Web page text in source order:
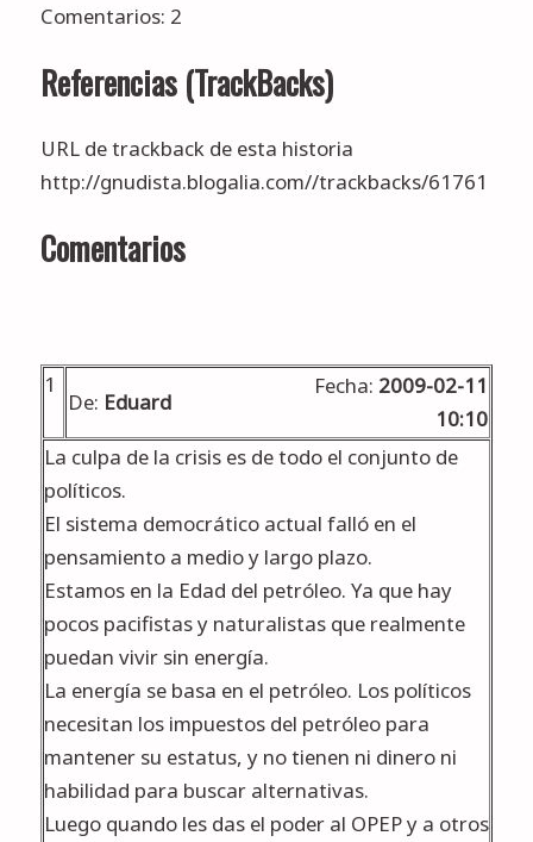
Comentarios: 2
Referencias (TrackBacks)
URL de trackback de esta historia
http://gnudista.blogalia.com//trackbacks/61761
Comentarios
1
De: Eduard
Fecha: 2009-02-11
10:10
La culpa de la crisis es de todo el conjunto de
políticos.
El sistema democrático actual falló en el
pensamiento a medio y largo plazo.
Estamos en la Edad del petróleo. Ya que hay
pocos pacifistas y naturalistas que realmente
puedan vivir sin energía.
La energía se basa en el petróleo. Los políticos
necesitan los impuestos del petróleo para
mantener su estatus, y no tienen ni dinero ni
habilidad para buscar alternativas.
Luego quando les das el poder al OPEP y a otros